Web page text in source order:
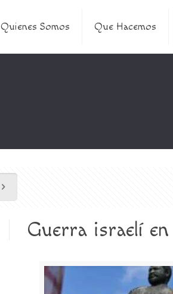
Quienes Somos Que Hacemos
Guerra israelí